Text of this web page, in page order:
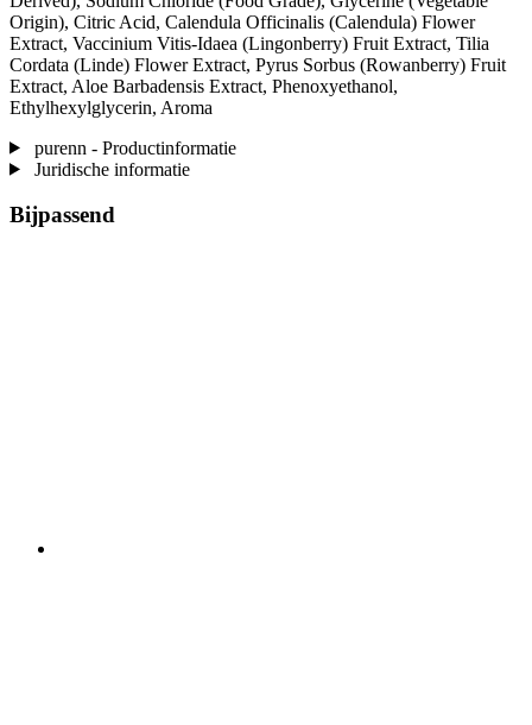
Origin), Citric Acid, Calendula Officinalis (Calendula) Flower
Extract, Vaccinium Vitis-Idaea (Lingonberry) Fruit Extract, Tilia
Cordata (Linde) Flower Extract, Pyrus Sorbus (Rowanberry) Fruit
Extract, Aloe Barbadensis Extract, Phenoxyethanol,
Ethylhexylglycerin, Aroma
purenn - Productinformatie
Juridische informatie
Bijpassend